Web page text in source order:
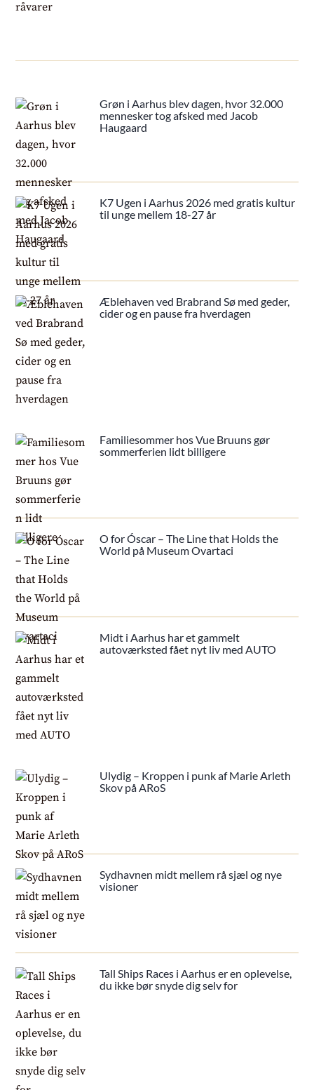
Grøn i Aarhus blev dagen, hvor 32.000
mennesker tog afsked med Jacob
Haugaard
K7 Ugen i Aarhus 2026 med gratis kultur
til unge mellem 18-27 år
Æblehaven ved Brabrand Sø med geder,
cider og en pause fra hverdagen
Familiesommer hos Vue Bruuns gør
sommerferien lidt billigere
O for Óscar – The Line that Holds the
World på Museum Ovartaci
Midt i Aarhus har et gammelt
autoværksted fået nyt liv med AUTO
Ulydig – Kroppen i punk af Marie Arleth
Skov på ARoS
Sydhavnen midt mellem rå sjæl og nye
visioner
Tall Ships Races i Aarhus er en oplevelse,
du ikke bør snyde dig selv for